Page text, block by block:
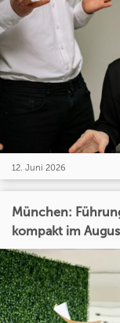
12. Juni 2026
München:
kompakt im